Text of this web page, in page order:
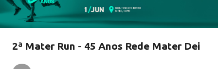
2ª Mater Run - 45 Anos Rede Mater Dei